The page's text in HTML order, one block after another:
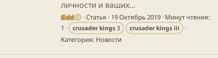
личности и ваших...
Sidd Статья 19 Октябрь 2019 Минут чтения:
1
crusader kings3 crusader kings iii
Категория: Новости